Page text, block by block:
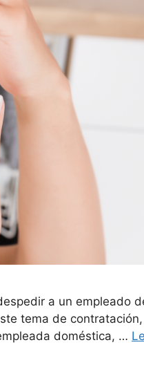
a un empleado
tema de
doméstica, …